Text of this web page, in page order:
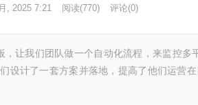
, 2025 7:21 阅读(770) 评论(0)
，让我们团队做一个自动化流程，来监控多
设计了一套方案并落地，提高了他们运营